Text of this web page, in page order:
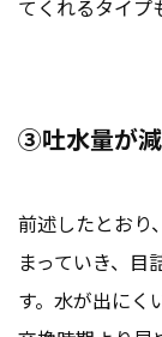
てくれるタイプ
③吐水量が
前述したとおり
まっていき、目
す。水が出にく